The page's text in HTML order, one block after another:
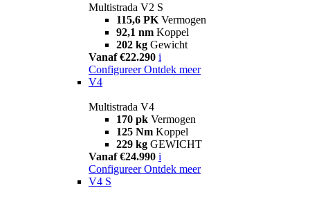
Multistrada V2 S
115,6 PK Vermogen
92,1 nm Koppel
202 kg Gewicht
Vanaf €22.290 i
Configureer Ontdek meer
V4
Multistrada V4
170 pk Vermogen
125 Nm Koppel
229 kg GEWICHT
Vanaf €24.990 i
Configureer Ontdek meer
V4 S